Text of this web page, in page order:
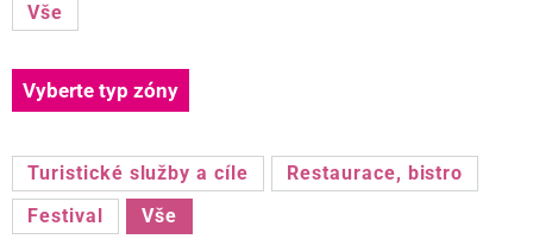
Vše
Vyberte typ zóny
Turistické služby a cíle
Restaurace, bistro
Festival
Vše